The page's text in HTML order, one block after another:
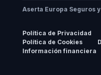
Aserta Europa Seguros
Política de Privacidad
Política de Cookies
Información financiera